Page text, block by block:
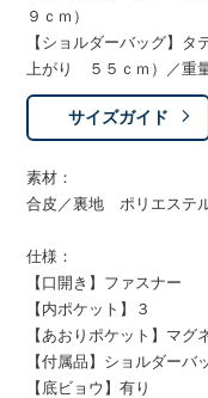
９ｃｍ）
【ショルダーバッグ
上がり ５５ｃｍ）／重
サイズガイド
素材：
合皮／裏地 ポリエステ
仕様：
【口開き】ファスナー
【内ポケット】３
【あおりポケット】マグ
【付属品】ショルダーバ
【底ビョウ】有り